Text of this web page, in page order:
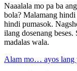
Naaalala mo pa ba
bola? Malamang
hindi pumasok.
ilang dosenang
madalas wala.
Alam mo… ayos lang